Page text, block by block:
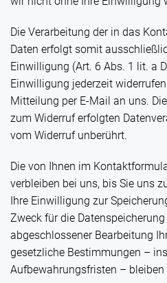
Die Verarbeitung der in das
Daten erfolgt somit
Einwilligung (Art. 6 Abs. 1 lit. a
Einwilligung jederzeit
Mitteilung per E-Mail an uns.
zum Widerruf erfolgten
vom Widerruf unberührt.
Die von Ihnen im
verbleiben bei uns, bis Sie uns
Ihre Einwilligung zur
Zweck für die
abgeschlossener Bearbeitung
gesetzliche Bestimmungen –
Aufbewahrungsfristen – bleiben